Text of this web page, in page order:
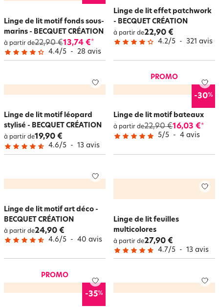
Linge de lit motif fonds sous-
marins - BECQUET CRÉATION
à partir de22,90 €13,74 €*
4.4/5 - 28 avis
Linge de lit effet patchwork
- BECQUET CRÉATION
à partir de22,90 €
4.2/5 - 321 avis
Linge de lit motif léopard
stylisé - BECQUET CRÉATION
à partir de19,90 €
4.6/5 - 13 avis
PROMO
-30%
Linge de lit motif bateaux
à partir de22,90 €16,03 €*
5/5 - 4 avis
Linge de lit motif art déco -
BECQUET CRÉATION
à partir de24,90 €
4.6/5 - 40 avis
Linge de lit feuilles
multicolores
à partir de27,90 €
4.7/5 - 13 avis
PROMO
-35%